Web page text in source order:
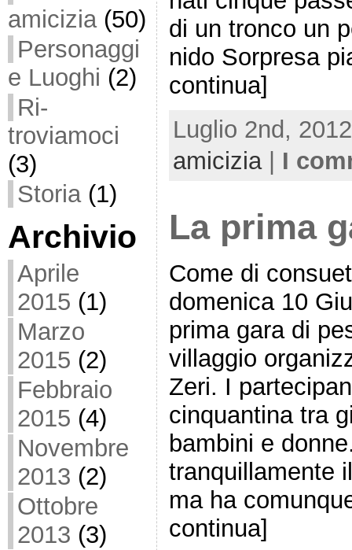
amicizia(50)
Personaggi
e Luoghi (2)
Ri-
troviamoci
(3)
Storia(1)
Archivio
Aprile
2015 (1)
Marzo
2015 (2)
Febbraio
2015 (4)
Novembre
2013 (2)
Ottobre
2013 (3)
di un tronco un
nido Sorpresa
continua]
Luglio 2nd,
amicizia| I
La prima
Come di
domenica 10
prima gara di
villaggio
Zeri. I
cinquantina tra
bambini e
tranquillamente
ma ha
continua]